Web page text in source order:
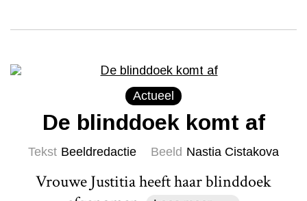
Actueel
De blinddoek komt af
Tekst Beeldredactie Beeld Nastia Cistakova
Vrouwe Justitia heeft haar blinddoek